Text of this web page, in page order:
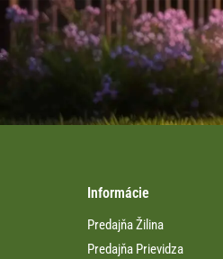
Informácie
Predajňa Žilina
Predajňa Prievidza